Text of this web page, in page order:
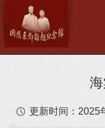
更新时间： 2025